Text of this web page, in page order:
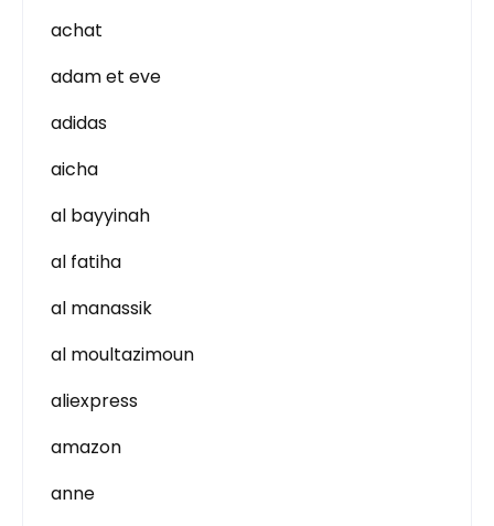
achat
adam et eve
adidas
aicha
al bayyinah
al fatiha
al manassik
al moultazimoun
aliexpress
amazon
anne